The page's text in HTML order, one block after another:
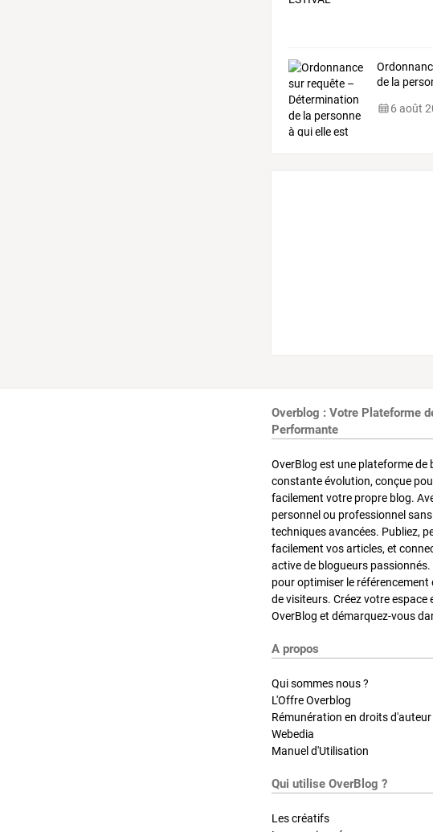
de la
6 août
Overblog : Votre Plateforme
Performante
OverBlog est une plateforme de
constante évolution, conçue
facilement votre propre blog.
personnel ou professionnel
techniques avancées. Publiez,
facilement vos articles, et
active de blogueurs
pour optimiser le
de visiteurs. Créez votre espace
OverBlog et démarquez-vous
A propos
Qui sommes nous ?
L'Offre Overblog
Rémunération en droits d'auteur
Webedia
Manuel d'Utilisation
Qui utilise OverBlog ?
Les créatifs